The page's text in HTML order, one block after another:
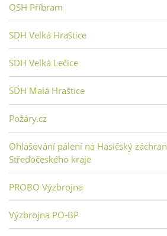
OSH Příbram
SDH Velká Hraštice
SDH Velká Lečice
SDH Malá Hraštice
Požáry.cz
Ohlašování pálení na Hasičský
Středočeského kraje
PROBO Výzbrojna
Výzbrojna PO-BP